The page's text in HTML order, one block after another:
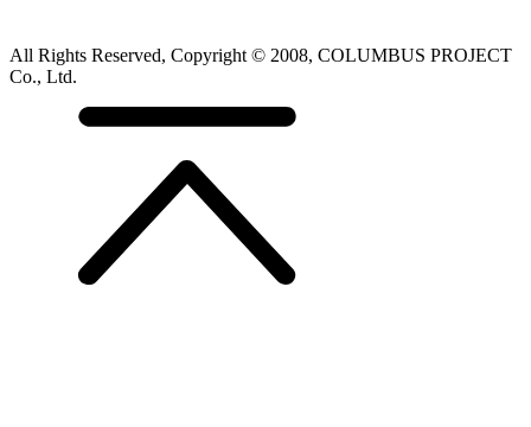
All Rights Reserved, Copyright © 2008, COLUMBUS PROJECT
Co., Ltd.